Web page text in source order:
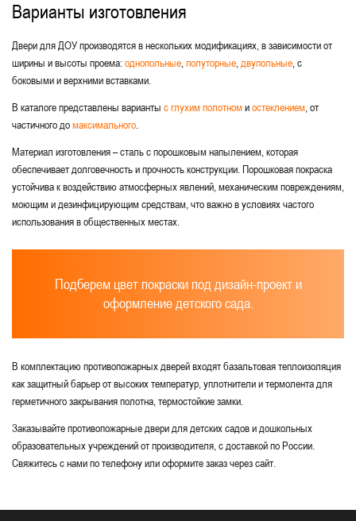
Варианты изготовления
Двери для ДОУ производятся в нескольких модификациях, в зависимости от
ширины и высоты проема:однопольные,полуторные,двупольные, с
боковыми и верхними вставками.
В каталоге представлены варианты с глухим полотномиостеклением, от
частичного домаксимального.
Материал изготовления – сталь с порошковым напылением, которая
обеспечивает долговечность и прочность конструкции. Порошковая покраска
устойчива к воздействию атмосферных явлений, механическим повреждениям,
моющим и дезинфицирующим средствам, что важно в условиях частого
использования в общественных местах.
Подберем цвет покраски под дизайн-проект и
оформление детского сада.
В комплектацию противопожарных дверей входят базальтовая теплоизоляция
как защитный барьер от высоких температур, уплотнители и термолента для
герметичного закрывания полотна, термостойкие замки.
Заказывайте противопожарные двери для детских садов и дошкольных
образовательных учреждений от производителя, с доставкой по России.
Свяжитесь с нами по телефону или оформите заказ через сайт.